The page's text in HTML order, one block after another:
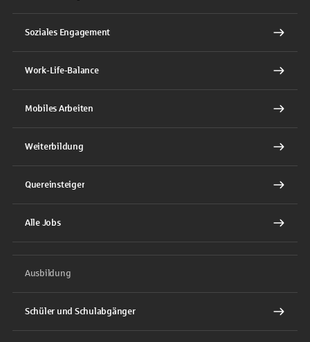
Soziales Engagement
Work-Life-Balance
Mobiles Arbeiten
Weiterbildung
Quereinsteiger
Alle Jobs
Ausbildung
Schüler und Schulabgänger